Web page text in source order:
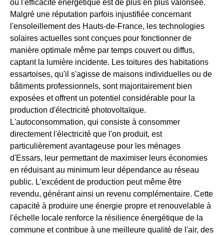
où l'efficacité énergétique est de plus en plus valorisée.
Malgré une réputation parfois injustifiée concernant
l'ensoleillement des Hauts-de-France, les technologies
solaires actuelles sont conçues pour fonctionner de
manière optimale même par temps couvert ou diffus,
captant la lumière incidente. Les toitures des habitations
essartoises, qu'il s'agisse de maisons individuelles ou de
bâtiments professionnels, sont majoritairement bien
exposées et offrent un potentiel considérable pour la
production d'électricité photovoltaïque.
L'autoconsommation, qui consiste à consommer
directement l'électricité que l'on produit, est
particulièrement avantageuse pour les ménages
d'Essars, leur permettant de maximiser leurs économies
en réduisant au minimum leur dépendance au réseau
public. L'excédent de production peut même être
revendu, générant ainsi un revenu complémentaire. Cette
capacité à produire une énergie propre et renouvelable à
l'échelle locale renforce la résilience énergétique de la
commune et contribue à une meilleure qualité de l'air, des